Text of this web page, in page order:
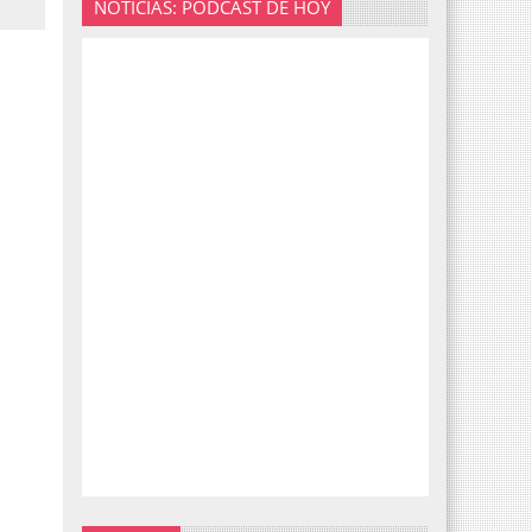
NOTICIAS: PODCAST DE HOY